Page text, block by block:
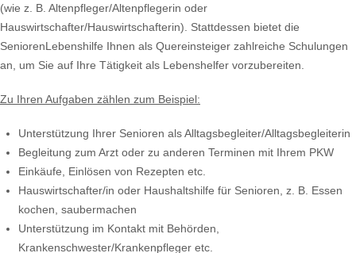
(wie z. B. Altenpfleger/Altenpflegerin oder
Hauswirtschafter/Hauswirtschafterin). Stattdessen bietet die
SeniorenLebenshilfe Ihnen als Quereinsteiger zahlreiche Schulungen
an, um Sie auf Ihre Tätigkeit als Lebenshelfer vorzubereiten.
Zu Ihren Aufgaben zählen zum Beispiel:
Unterstützung Ihrer Senioren als Alltagsbegleiter/Alltagsbegleiterin
Begleitung zum Arzt oder zu anderen Terminen mit Ihrem PKW
Einkäufe, Einlösen von Rezepten etc.
Hauswirtschafter/in oder Haushaltshilfe für Senioren, z. B. Essen
kochen, saubermachen
Unterstützung im Kontakt mit Behörden,
Krankenschwester/Krankenpfleger etc.